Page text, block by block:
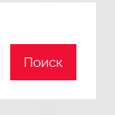
Поиск